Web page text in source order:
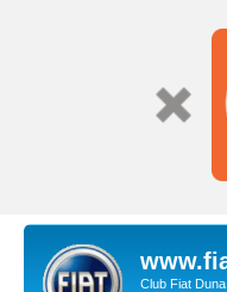
Club Fiat Duna